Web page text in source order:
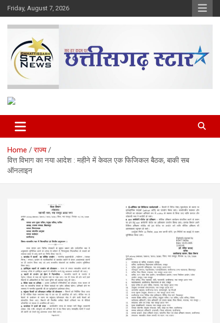
Skip
to
content
Friday, August 7, 2026
Chhattisgarh Star
Home
राज्य
वित्त विभाग का नया आदेश : महीने में केवल एक फिजिकल बैठक, बाकी सब
ऑनलाइन